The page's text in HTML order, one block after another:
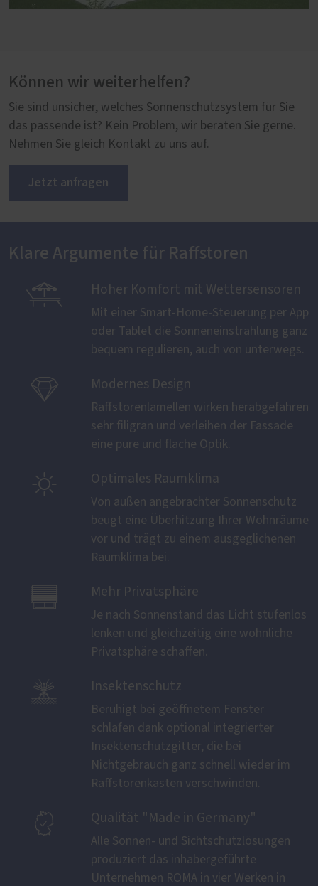
Können wir weiterhelfen?
Sie sind unsicher, welches Sonnenschutzsystem für Sie
das passende ist? Kein Problem, wir beraten Sie gerne.
Nehmen Sie gleich Kontakt zu uns auf.
Jetzt anfragen
Klare Argumente für Raffstoren
 Hoher Komfort mit Wettersensoren
Mit einer Smart-Home-Steuerung per App
oder Tablet die Sonneneinstrahlung ganz
bequem regulieren, auch von unterwegs.
 Modernes Design
Raffstorenlamellen wirken herabgefahren
sehr filigran und verleihen der Fassade
eine pure und flache Optik.
 Optimales Raumklima
Von außen angebrachter Sonnenschutz
beugt eine Überhitzung Ihrer Wohnräume
vor und trägt zu einem ausgeglichenen
Raumklima bei.
 Mehr Privatsphäre
Je nach Sonnenstand das Licht stufenlos
lenken und gleichzeitig eine wohnliche
Privatsphäre schaffen.
 Insektenschutz
Beruhigt bei geöffnetem Fenster
schlafen dank optional integrierter
Insektenschutzgitter, die bei
Nichtgebrauch ganz schnell wieder im
Raffstorenkasten verschwinden.
 Qualität "Made in Germany"
Alle Sonnen- und Sichtschutzlösungen
produziert das inhabergeführte
Unternehmen ROMA in vier Werken in